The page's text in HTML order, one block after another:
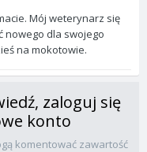
Mój weterynarz się
nowego dla swojego
na mokotowie.
zaloguj się
konto
komentować zawartość